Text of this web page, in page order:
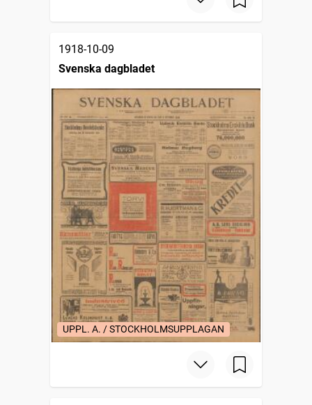
1918-10-09
Svenska dagbladet
UPPL. A. / STOCKHOLMSUPPLAGAN